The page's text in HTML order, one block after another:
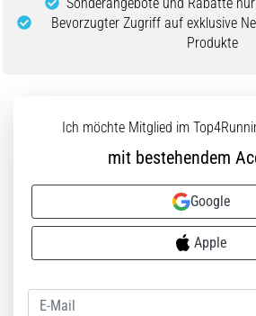
ausgeführt,
wo…
Lesedauer 7 min
und
Läuferknie,
auch
Bevorzugter Zugriff auf exklusive
Produkte
Ich möchte Mitglied im
mit bestehendem
Google
Apple